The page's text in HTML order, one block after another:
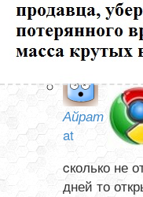
ни в Китае, не а
узнать она
Ответить
Айрат
at
cколько не
дней то